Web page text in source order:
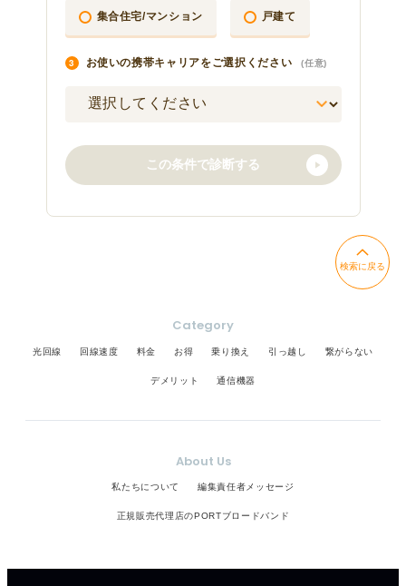
検索に戻る
Category
光回線 回線速度 料金 お得 乗り換え 引っ越し 繋がらない
デメリット 通信機器
About Us
私たちについて 編集責任者メッセージ
正規販売代理店のPORTブロードバンド